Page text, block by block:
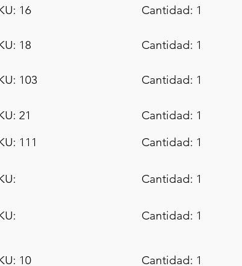
16 Cantidad: 1
18 Cantidad: 1
103 Cantidad: 1
21 Cantidad: 1
111 Cantidad: 1
Cantidad: 1
Cantidad: 1
10 Cantidad: 1